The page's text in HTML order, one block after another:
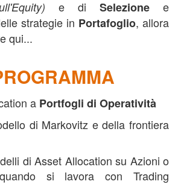
e di Selezione e
strategie in Portafoglio, allora
qui...
a Portfogli di Operatività
di Markovitz e della frontiera
di Asset Allocation su Azioni o
si lavora con Trading